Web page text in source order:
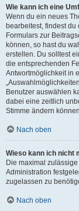
Wie kann ich eine
Wenn du ein neues
bearbeitest, findest du
Formulars zur
können, so hast du
erstellen. Du solltest
die entsprechenden
Antwortmöglichkeit in
Benutzer auswählen
dabei eine zeitlich
Stimme ändern
Nach oben
Wieso kann ich nicht
Die maximal
Administration
zugelassen zu
Nach oben